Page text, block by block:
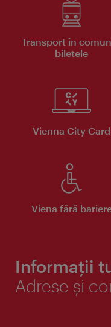
Transport în
biletele
Vienna City Card
Viena fără
Informații
Adrese și